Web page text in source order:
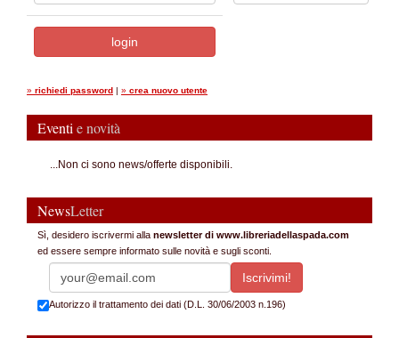
» richiedi password | » crea nuovo utente
Eventi e novità
...Non ci sono news/offerte disponibili.
NewsLetter
Sì, desidero iscrivermi alla newsletter di www.libreriadellaspada.com
ed essere sempre informato sulle novità e sugli sconti.
Autorizzo il trattamento dei dati (D.L. 30/06/2003 n.196)